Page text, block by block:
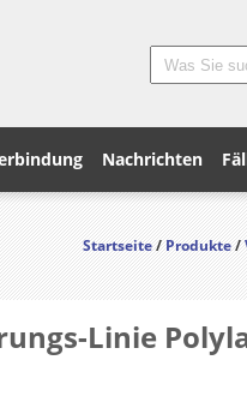
Nachrichten
Startseite/Produkte/
Linie